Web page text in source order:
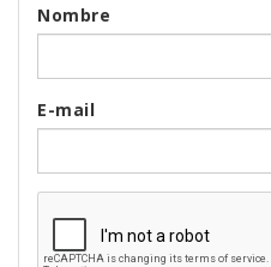
Nombre
E-mail